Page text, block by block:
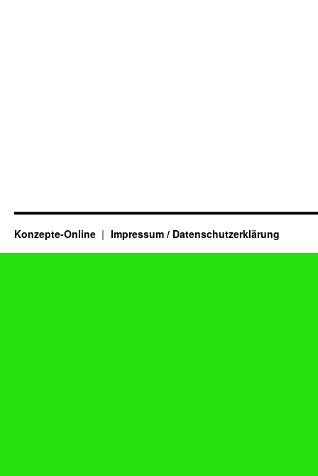
Konzepte-Online Impressum / Datenschutzerklärung